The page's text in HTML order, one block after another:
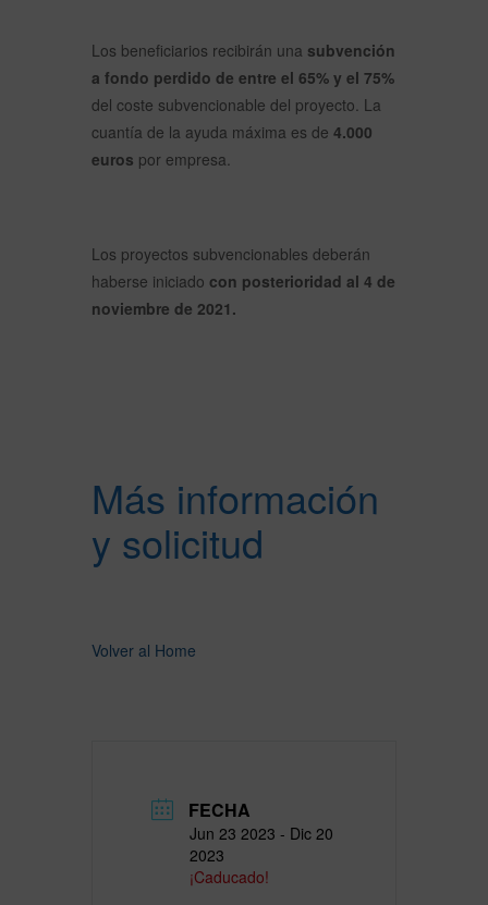
Los beneficiarios recibirán una subvención
a fondo perdido de entre el 65% y el 75%
del coste subvencionable del proyecto. La
cuantía de la ayuda máxima es de 4.000
euros por empresa.
Los proyectos subvencionables deberán
haberse iniciado con posterioridad al 4 de
noviembre de 2021.
Más información
y solicitud
Volver al Home
FECHA
Jun 23 2023 - Dic 20
2023
¡Caducado!